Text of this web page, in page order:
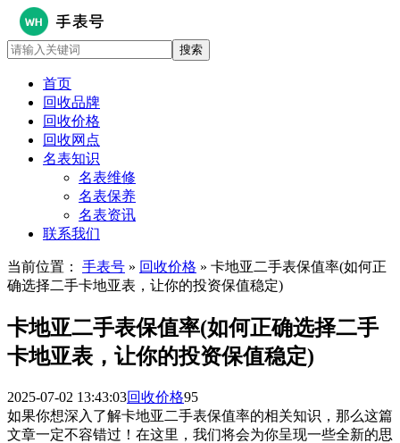
首页
回收品牌
回收价格
回收网点
名表知识
名表维修
名表保养
名表资讯
联系我们
当前位置： 手表号 » 回收价格 » 卡地亚二手表保值率(如何正
确选择二手卡地亚表，让你的投资保值稳定)
卡地亚二手表保值率(如何正确选择二手
卡地亚表，让你的投资保值稳定)
2025-07-02 13:43:03回收价格95
如果你想深入了解卡地亚二手表保值率的相关知识，那么这篇
文章一定不容错过！在这里，我们将会为你呈现一些全新的思